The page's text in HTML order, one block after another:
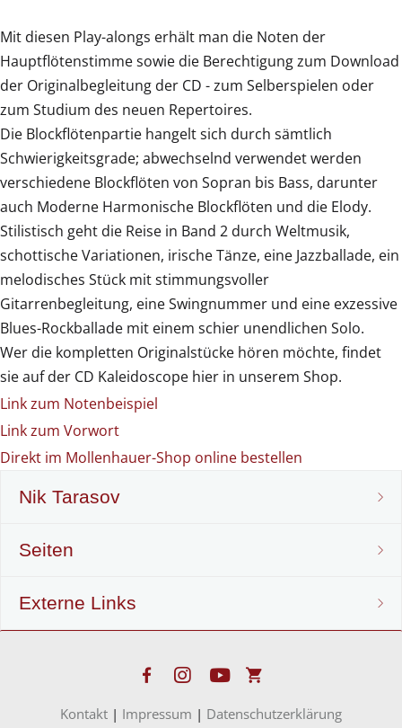
Mit diesen Play-alongs erhält man die Noten der
Hauptflötenstimme sowie die Berechtigung zum Download
der Originalbegleitung der CD - zum Selberspielen oder
zum Studium des neuen Repertoires.
Die Blockflötenpartie hangelt sich durch sämtlich
Schwierigkeitsgrade; abwechselnd verwendet werden
verschiedene Blockflöten von Sopran bis Bass, darunter
auch Moderne Harmonische Blockflöten und die Elody.
Stilistisch geht die Reise in Band 2 durch Weltmusik,
schottische Variationen, irische Tänze, eine Jazzballade, ein
melodisches Stück mit stimmungsvoller
Gitarrenbegleitung, eine Swingnummer und eine exzessive
Blues-Rockballade mit einem schier unendlichen Solo.
Wer die kompletten Originalstücke hören möchte, findet
sie auf der CD Kaleidoscope hier in unserem Shop.
Link zum Notenbeispiel
Link zum Vorwort
Direkt im Mollenhauer-Shop online bestellen
Nik Tarasov
Lebenslauf
Instrumenten-Entwicklung
Seiten
Blockflöten-Noten
Externe Links
Kontakt | Impressum | Datenschutzerklärung